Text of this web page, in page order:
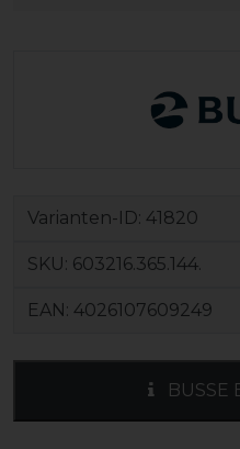
Varianten-ID: 41820
SKU: 603216.365.144.
EAN: 4026107609249